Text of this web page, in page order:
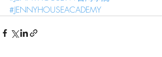
#JENNYHOUSEACADEMY